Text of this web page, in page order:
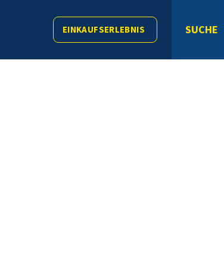
EINKAUFSERLEBNIS SUCHE